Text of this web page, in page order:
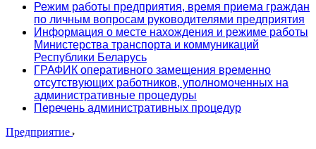
Режим работы предприятия, время приема граждан
по личным вопросам руководителями предприятия
Информация о месте нахождения и режиме работы
Министерства транспорта и коммуникаций
Республики Беларусь
ГРАФИК оперативного замещения временно
отсутствующих работников, уполномоченных на
административные процедуры
Перечень административных процедур
Предприятие